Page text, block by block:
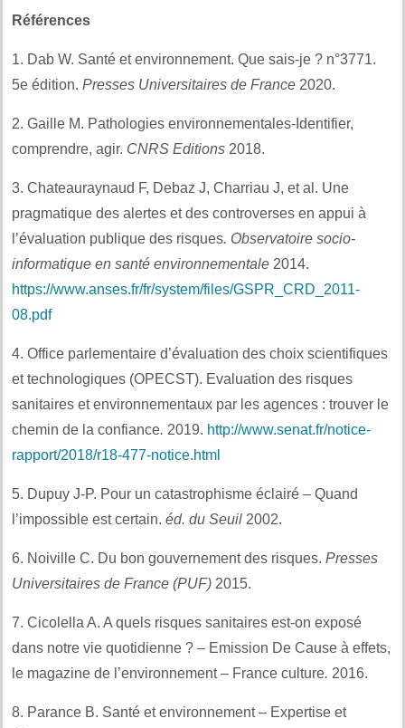
Références
1. Dab W. Santé et environnement. Que sais-je ? n°3771.
5e édition. Presses Universitaires de France 2020.
2. Gaille M. Pathologies environnementales-Identifier,
comprendre, agir. CNRS Editions 2018.
3. Chateauraynaud F, Debaz J, Charriau J, et al. Une
pragmatique des alertes et des controverses en appui à
l’évaluation publique des risques. Observatoire socio-
informatique en santé environnementale 2014.
https://www.anses.fr/fr/system/files/GSPR_CRD_2011-
08.pdf
4. Office parlementaire d’évaluation des choix scientifiques
et technologiques (OPECST). Evaluation des risques
sanitaires et environnementaux par les agences : trouver le
chemin de la confiance. 2019. http://www.senat.fr/notice-
rapport/2018/r18-477-notice.html
5. Dupuy J-P. Pour un catastrophisme éclairé – Quand
l’impossible est certain. éd. du Seuil 2002.
6. Noiville C. Du bon gouvernement des risques. Presses
Universitaires de France (PUF) 2015.
7. Cicolella A. A quels risques sanitaires est-on exposé
dans notre vie quotidienne ? – Emission De Cause à effets,
le magazine de l’environnement – France culture. 2016.
8. Parance B. Santé et environnement – Expertise et